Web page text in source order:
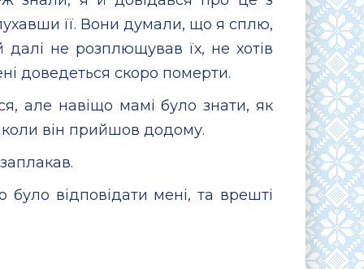
її. Вони думали, що я сплю,
не розплющував їх, не хотів
доведеться скоро померти.
але навіщо мамі було знати, як
коли він прийшов додому.
відповідати мені, та врешті